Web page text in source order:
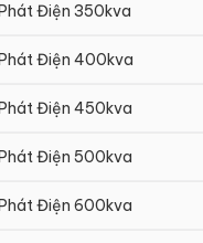
Điện 350kva
Điện 400kva
Điện 450kva
Điện 500kva
Điện 600kva